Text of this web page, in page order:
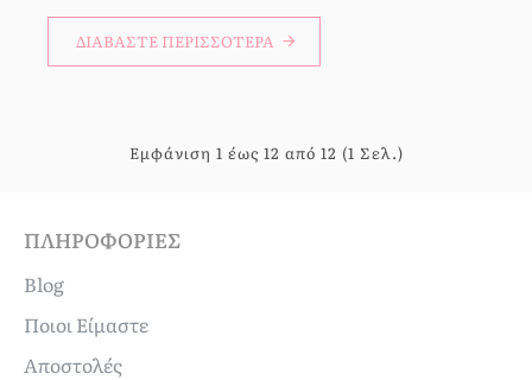
ΔΙΑΒΆΣΤΕ ΠΕΡΙΣΣΌΤΕΡΑ
Εμφάνιση 1 έως 12 από 12 (1 Σελ.)
ΠΛΗΡΟΦΟΡΊΕΣ
Blog
Ποιοι Είμαστε
Αποστολές